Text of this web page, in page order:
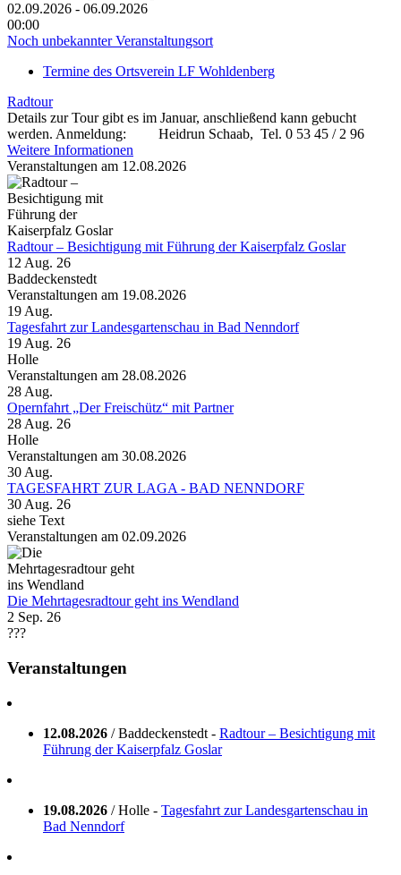
02.09.2026 - 06.09.2026
00:00
Noch unbekannter Veranstaltungsort
Termine des Ortsverein LF Wohldenberg
Radtour
Details zur Tour gibt es im Januar, anschließend kann gebucht
werden. Anmeldung: Heidrun Schaab, Tel. 0 53 45 / 2 96
Weitere Informationen
Veranstaltungen am 12.08.2026
Radtour – Besichtigung mit Führung der Kaiserpfalz Goslar
12 Aug. 26
Baddeckenstedt
Veranstaltungen am 19.08.2026
19 Aug.
Tagesfahrt zur Landesgartenschau in Bad Nenndorf
19 Aug. 26
Holle
Veranstaltungen am 28.08.2026
28 Aug.
Opernfahrt „Der Freischütz“ mit Partner
28 Aug. 26
Holle
Veranstaltungen am 30.08.2026
30 Aug.
TAGESFAHRT ZUR LAGA - BAD NENNDORF
30 Aug. 26
siehe Text
Veranstaltungen am 02.09.2026
Die Mehrtagesradtour geht ins Wendland
2 Sep. 26
???
Veranstaltungen
12.08.2026 / Baddeckenstedt - Radtour – Besichtigung mit
Führung der Kaiserpfalz Goslar
19.08.2026 / Holle - Tagesfahrt zur Landesgartenschau in
Bad Nenndorf